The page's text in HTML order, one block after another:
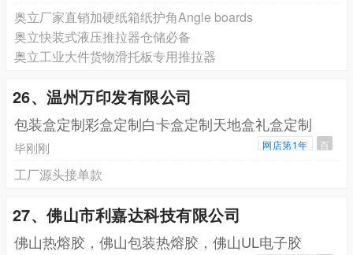
奥立厂家直销加硬纸箱纸护角Angle boards
奥立快装式液压推拉器仓储必备
奥立工业大件货物滑托板专用推拉器
26、温州万印发有限公司
包装盒定制彩盒定制白卡盒定制天地盒礼盒定制
毕刚刚 网店第1年 百
工厂源头接单款
27、佛山市利嘉达科技有限公司
佛山热熔胶，佛山包装热熔胶，佛山UL电子胶